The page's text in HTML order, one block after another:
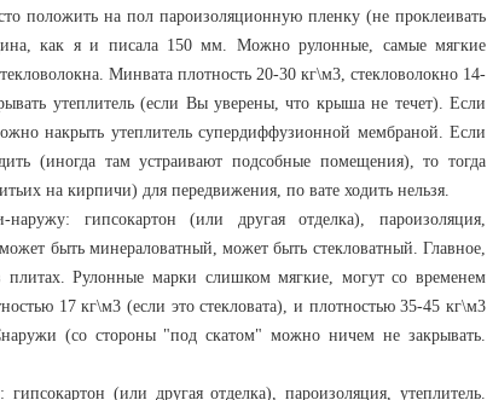
положить на пол пароизоляционную пленку (не проклеивать
как я и писала 150 мм. Можно рулонные, самые мягкие
Минвата плотность 20-30 кг\м3, стекловолокно 14-
утеплитель (если Вы уверены, что крыша не течет). Если
накрыть утеплитель супердиффузионной мембраной. Если
(иногда там устраивают подсобные помещения), то тогда
на кирпичи) для передвижения, по вате ходить нельзя.
наружу: гипсокартон (или другая отделка), пароизоляция,
быть минераловатный, может быть стекловатный. Главное,
Рулонные марки слишком мягкие, могут со временем
17 кг\м3 (если это стекловата), и плотностью 35-45 кг\м3
(со стороны "под скатом" можно ничем не закрывать.
(или другая отделка), пароизоляция, утеплитель.